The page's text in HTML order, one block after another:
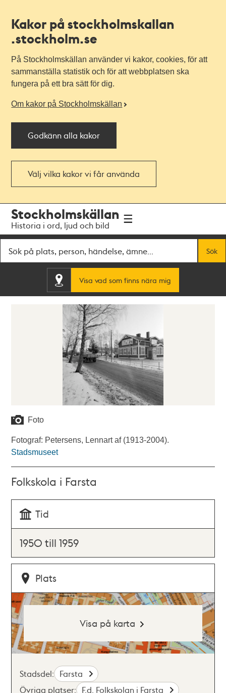
Kakor på stockholmskallan
.stockholm.se
På Stockholmskällan använder vi kakor, cookies, för att
sammanställa statistik och för att webbplatsen ska
fungera på ett bra sätt för dig.
Om kakor på Stockholmskällan
Godkänn alla kakor
Välj vilka kakor vi får använda
navigationen
huvudinnehållet
Stockholmskällan
Historia i ord, ljud och bild
Sök
Visa vad som finns nära mig
Foto
Fotograf: Petersens, Lennart af (1913-2004).
Stadsmuseet
Folkskola i Farsta
Tid
1950 till 1959
Plats
Visa på karta
Stadsdel: Farsta
Övriga platser: F.d. Folkskolan i Farsta